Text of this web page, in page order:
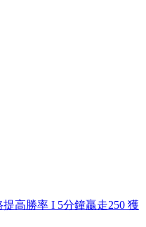
高勝率 I 5分鐘贏走250 獲